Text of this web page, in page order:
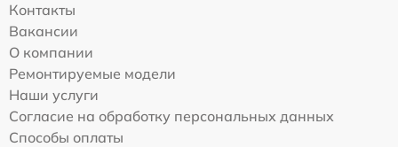
Контакты
Вакансии
О компании
Ремонтируемые модели
Наши услуги
Согласие на обработку персональных данных
Способы оплаты